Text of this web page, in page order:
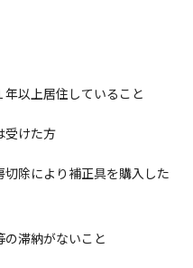
以上居住していること
受けた方
除により補正具を購入した
滞納がないこと